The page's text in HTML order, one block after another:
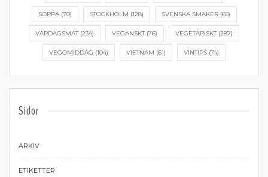
SOPPA(70) STOCKHOLM (128) SVENSKA SMAKER(65)
VARDAGSMAT(234) VEGANSKT(76) VEGETARISKT(287)
VEGOMIDDAG (104) VIETNAM (61) VINTIPS (74)
Sidor
ARKIV
ETIKETTER